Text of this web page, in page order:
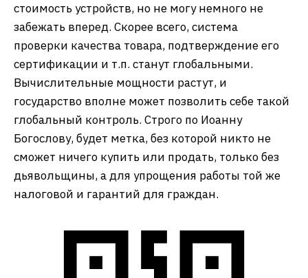
стоимость устройств, но не могу немного не
забежать вперед. Скорее всего, система
проверки качества товара, подтверждение его
сертификации и т.п. станут глобальными.
Вычислительные мощности растут, и
государство вполне может позволить себе такой
глобальный контроль. Строго по Иоанну
Богослову, будет метка, без которой никто не
сможет ничего купить или продать, только без
дьявольщины, а для упрощения работы той же
налоговой и гарантий для граждан.